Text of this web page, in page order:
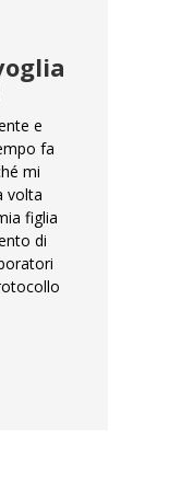
e
fa
mi
volta
figlia
di